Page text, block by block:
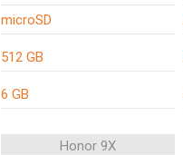
microSD
512 GB
6 GB
Honor 9X